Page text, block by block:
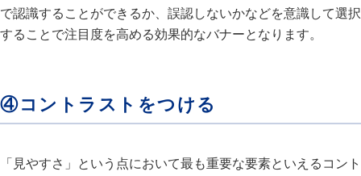
で認識することができるか、誤認しないかなどを意識して選択
することで注目度を高める効果的なバナーとなります。
④コントラストをつける
「見やすさ」という点において最も重要な要素といえるコント